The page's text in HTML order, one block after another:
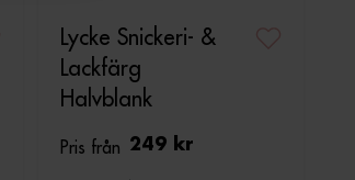
Lycke Snickeri- &
Lackfärg
Halvblank
Pris från 249 kr